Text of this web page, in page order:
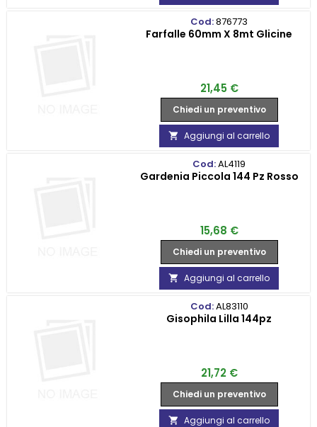
Cod:876773
Farfalle 60mm X 8mt Glicine
Prezzo
21,45 €
Chiedi un preventivo
 Aggiungi al carrello
Cod:AL4119
Gardenia Piccola 144 Pz Rosso
Prezzo
15,68 €
Chiedi un preventivo
 Aggiungi al carrello
Cod:AL83110
Gisophila Lilla 144pz
Prezzo
21,72 €
Chiedi un preventivo
 Aggiungi al carrello